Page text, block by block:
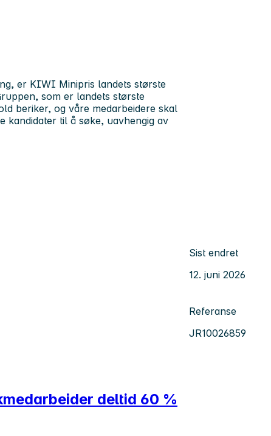
er KIWI Minipris landets største
som er landets største
beriker, og våre medarbeidere skal
til å søke, uavhengig av
Sist endret
12. juni 2026
Referanse
JR10026859
deltid 60 %